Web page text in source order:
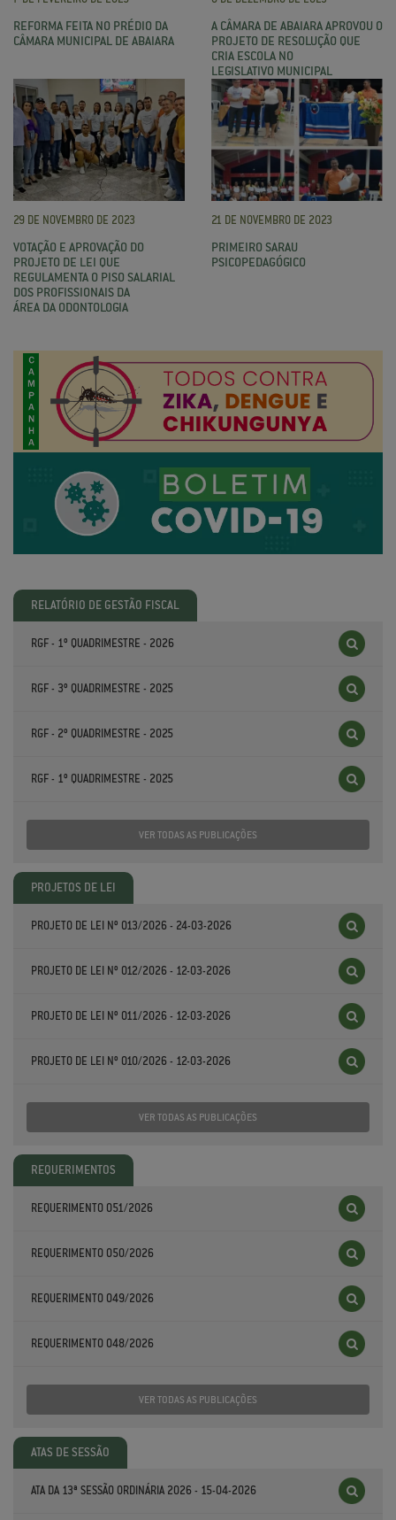
REFORMA FEITA NO PRÉDIO DA
CÂMARA MUNICIPAL DE ABAIARA
A CÂMARA DE ABAIARA APROVOU O
PROJETO DE RESOLUÇÃO QUE
CRIA ESCOLA NO
LEGISLATIVO MUNICIPAL
29 DE NOVEMBRO DE 2023
VOTAÇÃO E APROVAÇÃO DO
PROJETO DE LEI QUE
REGULAMENTA O PISO SALARIAL
DOS PROFISSIONAIS DA
ÁREA DA ODONTOLOGIA
21 DE NOVEMBRO DE 2023
PRIMEIRO SARAU
PSICOPEDAGÓGICO
RELATÓRIO DE GESTÃO FISCAL
RGF - 1º QUADRIMESTRE - 2026
RGF - 3º QUADRIMESTRE - 2025
RGF - 2º QUADRIMESTRE - 2025
RGF - 1º QUADRIMESTRE - 2025
VER TODAS AS PUBLICAÇÕES
PROJETOS DE LEI
PROJETO DE LEI Nº 013/2026 - 24-03-2026
PROJETO DE LEI Nº 012/2026 - 12-03-2026
PROJETO DE LEI Nº 011/2026 - 12-03-2026
PROJETO DE LEI Nº 010/2026 - 12-03-2026
VER TODAS AS PUBLICAÇÕES
REQUERIMENTOS
REQUERIMENTO 051/2026
REQUERIMENTO 050/2026
REQUERIMENTO 049/2026
REQUERIMENTO 048/2026
VER TODAS AS PUBLICAÇÕES
ATAS DE SESSÃO
ATA DA 13ª SESSÃO ORDINÁRIA 2026 - 15-04-2026